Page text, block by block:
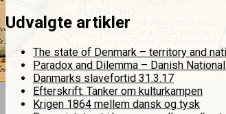
Udvalgte artikler
The state of Denmark – territory and
Paradox and Dilemma – Danish
Danmarks slavefortid 31.3.17
Efterskrift: Tanker om kulturkampen
Krigen 1864 mellem dansk og tysk